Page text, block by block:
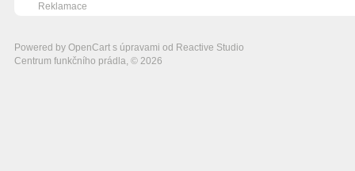
Reklamace
Powered by OpenCart s úpravami od Reactive Studio
Centrum funkčního prádla, © 2026